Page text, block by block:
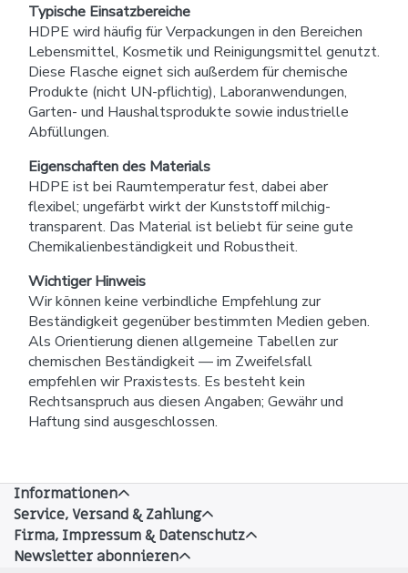
Typische Einsatzbereiche
HDPE wird häufig für Verpackungen in den Bereichen
Lebensmittel, Kosmetik und Reinigungsmittel genutzt.
Diese Flasche eignet sich außerdem für chemische
Produkte (nicht UN-pflichtig), Laboranwendungen,
Garten- und Haushaltsprodukte sowie industrielle
Abfüllungen.
Eigenschaften des Materials
HDPE ist bei Raumtemperatur fest, dabei aber
flexibel; ungefärbt wirkt der Kunststoff milchig-
transparent. Das Material ist beliebt für seine gute
Chemikalienbeständigkeit und Robustheit.
Wichtiger Hinweis
Wir können keine verbindliche Empfehlung zur
Beständigkeit gegenüber bestimmten Medien geben.
Als Orientierung dienen allgemeine Tabellen zur
chemischen Beständigkeit — im Zweifelsfall
empfehlen wir Praxistests. Es besteht kein
Rechtsanspruch aus diesen Angaben; Gewähr und
Haftung sind ausgeschlossen.
Informationen
Service, Versand & Zahlung
Firma, Impressum & Datenschutz
Newsletter abonnieren